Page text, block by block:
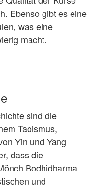
Ebenso gibt es eine
was eine
macht.
sind die
Taoismus,
Yin und Yang
dass die
Bodhidharma
und